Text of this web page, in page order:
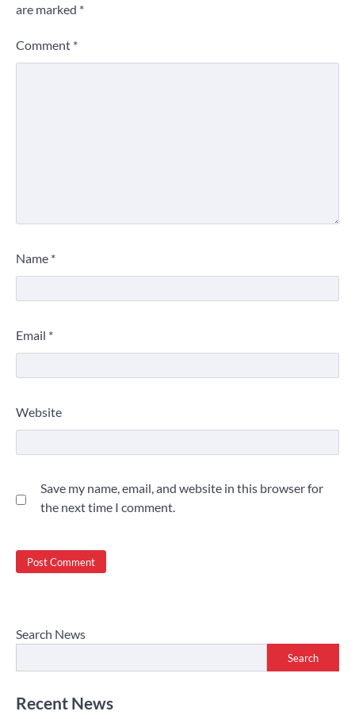
are marked *
Comment *
Name *
Email *
Website
Save my name, email, and website in this browser for
the next time I comment.
Search News
Search
Recent News